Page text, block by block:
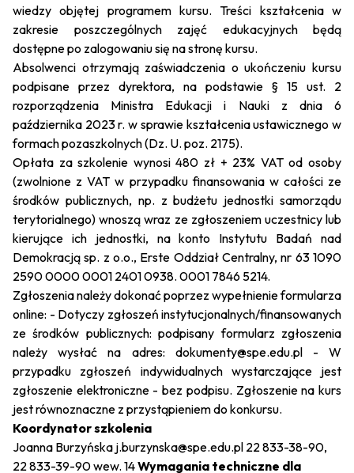
wiedzy objętej programem kursu. Treści kształcenia w
zakresie poszczególnych zajęć edukacyjnych będą
dostępne po zalogowaniu się na stronę kursu.
Absolwenci otrzymają zaświadczenia o ukończeniu kursu
podpisane przez dyrektora, na podstawie § 15 ust. 2
rozporządzenia Ministra Edukacji i Nauki z dnia 6
października 2023 r. w sprawie kształcenia ustawicznego w
formach pozaszkolnych (Dz. U. poz. 2175).
Opłata za szkolenie wynosi 480 zł + 23% VAT od osoby
(zwolnione z VAT w przypadku finansowania w całości ze
środków publicznych, np. z budżetu jednostki samorządu
terytorialnego) wnoszą wraz ze zgłoszeniem uczestnicy lub
kierujące ich jednostki, na konto Instytutu Badań nad
Demokracją sp. z o.o., Erste Oddział Centralny, nr 63 1090
2590 0000 0001 2401 0938. 0001 7846 5214.
Zgłoszenia należy dokonać poprzez wypełnienie formularza
online: - Dotyczy zgłoszeń instytucjonalnych/finansowanych
ze środków publicznych: podpisany formularz zgłoszenia
należy wysłać na adres: dokumenty@spe.edu.pl - W
przypadku zgłoszeń indywidualnych wystarczające jest
zgłoszenie elektroniczne - bez podpisu. Zgłoszenie na kurs
jest równoznaczne z przystąpieniem do konkursu.
Koordynator szkolenia
Joanna Burzyńska j.burzynska@spe.edu.pl 22 833-38-90,
22 833-39-90 wew. 14Wymagania techniczne dla